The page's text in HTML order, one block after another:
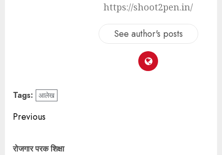
https://shoot2pen.in/
See author's posts
Tags: आलेख
Previous
रोजगार परक शिक्षा